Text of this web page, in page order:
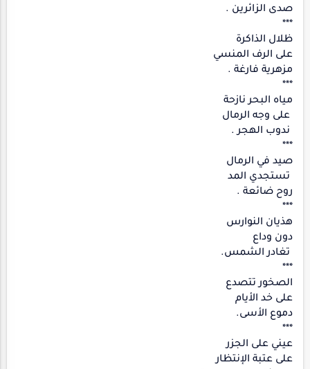
صدى الزائرين .
***
ظلال الذاكرة
على الرف المنسي
مزهرية فارغة .
***
مياه البحر نازحة
على وجه الرمال
ندوب الهجر .
***
صيد في الرمال
تستجدي المد
روح ضائعة .
***
هذيان النوارس
دون وداع
تغادر الشمس.
***
الصخور تتصدع
على خد الأيام
دموع الأسى.
***
عيني على الجزر
على عتبة الإنتظار